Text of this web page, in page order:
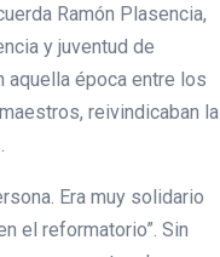
Ramón Plasencia,
y juventud de
época entre los
reivindicaban la
Era muy solidario
el reformatorio”. Sin